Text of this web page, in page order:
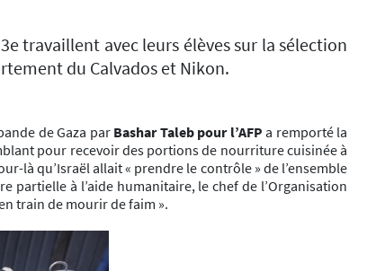
travaillent avec leurs élèves sur la sélection
du Calvados et Nikon.
de Gaza par Bashar Taleb pour l’AFP a remporté la
pour recevoir des portions de nourriture cuisinée à
là qu’Israël allait « prendre le contrôle » de l’ensemble
partielle à l’aide humanitaire, le chef de l’Organisation
train de mourir de faim ».